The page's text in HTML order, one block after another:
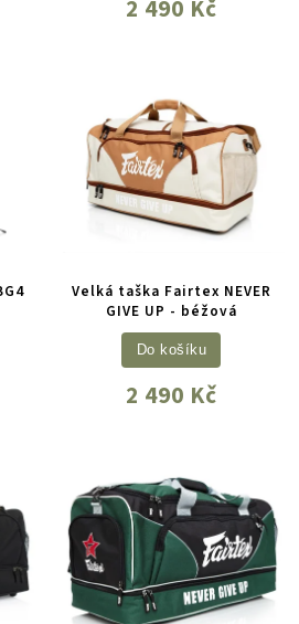
2 490 Kč
Velká taška Fairtex NEVER
GIVE UP - béžová
2 490 Kč
Do košíku